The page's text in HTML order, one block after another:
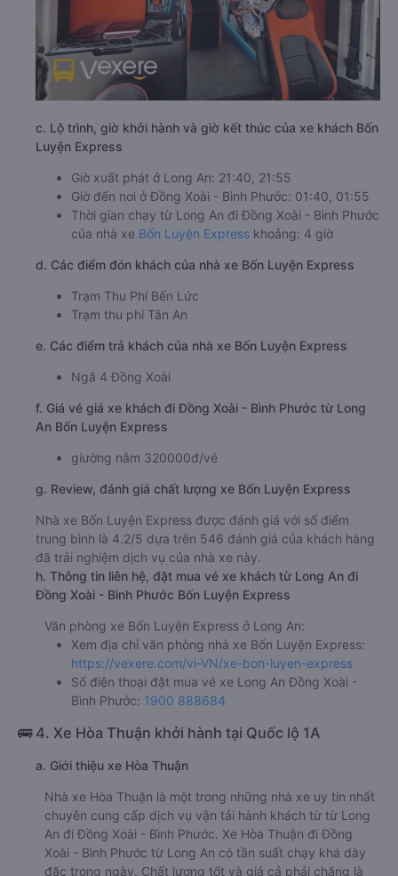
c. Lộ trình, giờ khởi hành và giờ kết thúc của xe khách Bốn
Luyện Express
Giờ xuất phát ở Long An: 21:40, 21:55
Giờ đến nơi ở Đồng Xoài - Bình Phước: 01:40, 01:55
Thời gian chạy từ Long An đi Đồng Xoài - Bình Phước
của nhà xe Bốn Luyện Express khoảng: 4 giờ
d. Các điểm đón khách của nhà xe Bốn Luyện Express
Trạm Thu Phí Bến Lức
Trạm thu phí Tân An
e. Các điểm trả khách của nhà xe Bốn Luyện Express
Ngã 4 Đồng Xoài
f. Giá vé giá xe khách đi Đồng Xoài - Bình Phước từ Long
An Bốn Luyện Express
giường nằm 320000đ/vé
g. Review, đánh giá chất lượng xe Bốn Luyện Express
Nhà xe Bốn Luyện Express được đánh giá với số điểm
trung bình là 4.2/5 dựa trên 546 đánh giá của khách hàng
đã trải nghiệm dịch vụ của nhà xe này.
h. Thông tin liên hệ, đặt mua vé xe khách từ Long An đi
Đồng Xoài - Bình Phước Bốn Luyện Express
Văn phòng xe Bốn Luyện Express ở Long An:
Xem địa chỉ văn phòng nhà xe Bốn Luyện Express:
https://vexere.com/vi-VN/xe-bon-luyen-express
Số điện thoại đặt mua vé xe Long An Đồng Xoài -
Bình Phước: 1900 888684
🚌 4. Xe Hòa Thuận khởi hành tại Quốc lộ 1A
a. Giới thiệu xe Hòa Thuận
Nhà xe Hòa Thuận là một trong những nhà xe uy tín nhất
chuyên cung cấp dịch vụ vận tải hành khách từ từ Long
An đi Đồng Xoài - Bình Phước. Xe Hòa Thuận đi Đồng
Xoài - Bình Phước từ Long An có tần suất chạy khá dày
đặc trong ngày. Chất lượng tốt và giá cả phải chăng là